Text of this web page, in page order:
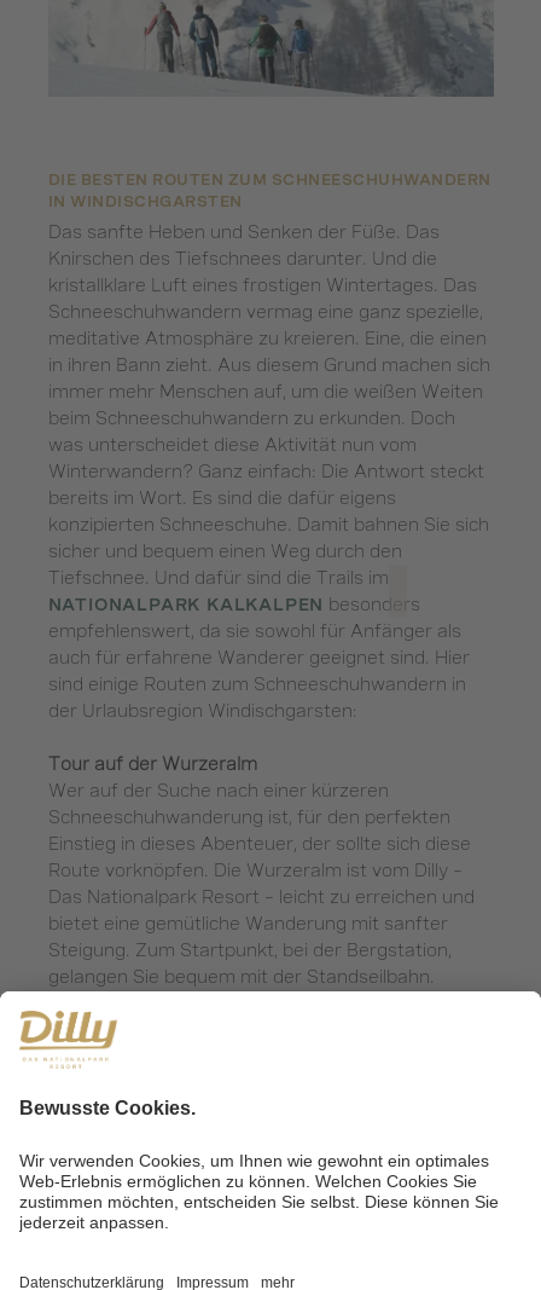
DIE BESTEN ROUTEN ZUM SCHNEESCHUHWANDERN
IN WINDISCHGARSTEN
Das sanfte Heben und Senken der Füße. Das
Knirschen des Tiefschnees darunter. Und die
kristallklare Luft eines frostigen Wintertages. Das
Schneeschuhwandern vermag eine ganz spezielle,
meditative Atmosphäre zu kreieren. Eine, die einen
in ihren Bann zieht. Aus diesem Grund machen sich
immer mehr Menschen auf, um die weißen Weiten
beim Schneeschuhwandern zu erkunden. Doch
was unterscheidet diese Aktivität nun vom
Winterwandern? Ganz einfach: Die Antwort steckt
bereits im Wort. Es sind die dafür eigens
konzipierten Schneeschuhe. Damit bahnen Sie sich
sicher und bequem einen Weg durch den
Tiefschnee. Und dafür sind die Trails im
NATIONALPARK KALKALPEN besonders
empfehlenswert, da sie sowohl für Anfänger als
auch für erfahrene Wanderer geeignet sind. Hier
sind einige Routen zum Schneeschuhwandern in
der Urlaubsregion Windischgarsten:
Tour auf der Wurzeralm
Wer auf der Suche nach einer kürzeren
Schneeschuhwanderung ist, für den perfekten
Einstieg in dieses Abenteuer, der sollte sich diese
Route vorknöpfen. Die Wurzeralm ist vom Dilly –
Das Nationalpark Resort – leicht zu erreichen und
bietet eine gemütliche Wanderung mit sanfter
Steigung. Zum Startpunkt, bei der Bergstation,
gelangen Sie bequem mit der Standseilbahn.
Romantische Großgrubrunde
den Wegweisern angepriesen. Kein Wunder, denn
eine sonderbar-magische Idylle. Das macht sie zu
einer der beliebtesten Schneeschuhtouren der
Region. Planen Sie für diese Runde etwa zwei